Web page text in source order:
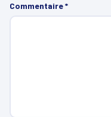
Commentaire*